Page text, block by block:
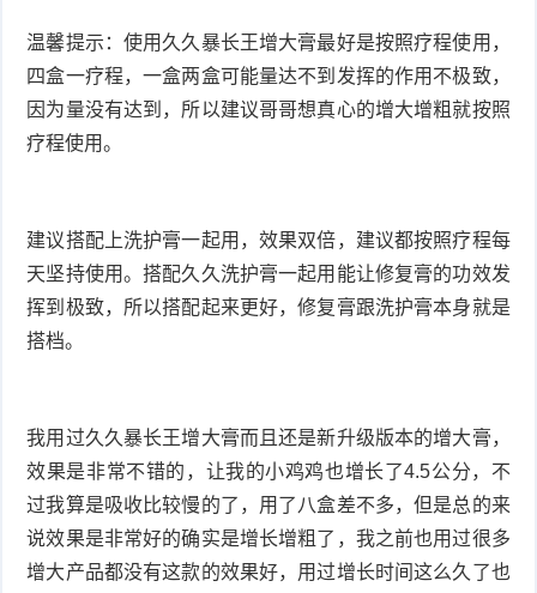
温馨提示：使用久久暴长王增大膏最好是按照疗程使用，
四盒一疗程，一盒两盒可能量达不到发挥的作用不极致，
因为量没有达到，所以建议哥哥想真心的增大增粗就按照
疗程使用。
建议搭配上洗护膏一起用，效果双倍，建议都按照疗程每
天坚持使用。搭配久久洗护膏一起用能让修复膏的功效发
挥到极致，所以搭配起来更好，修复膏跟洗护膏本身就是
搭档。
我用过久久暴长王增大膏而且还是新升级版本的增大膏，
效果是非常不错的，让我的小鸡鸡也增长了4.5公分，不
过我算是吸收比较慢的了，用了八盒差不多，但是总的来
说效果是非常好的确实是增长增粗了，我之前也用过很多
增大产品都没有这款的效果好，用过增长时间这么久了也